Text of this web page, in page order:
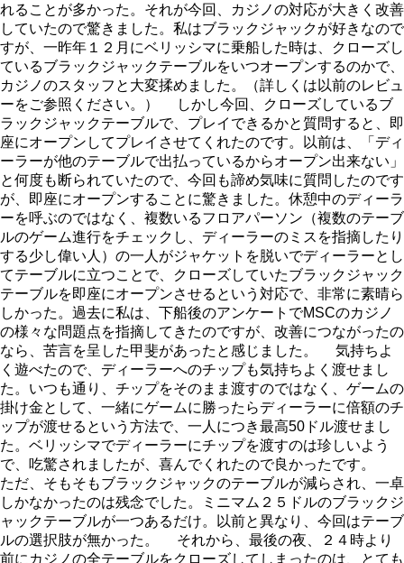
れることが多かった。それが今回、カジノの対応が大きく改善
していたので驚きました。私はブラックジャックが好きなので
すが、一昨年１２月にベリッシマに乗船した時は、クローズし
ているブラックジャックテーブルをいつオープンするのかで、
カジノのスタッフと大変揉めました。（詳しくは以前のレビュ
ーをご参照ください。） しかし今回、クローズしているブ
ラックジャックテーブルで、プレイできるかと質問すると、即
座にオープンしてプレイさせてくれたのです。以前は、「ディ
ーラーが他のテーブルで出払っているからオープン出来ない」
と何度も断られていたので、今回も諦め気味に質問したのです
が、即座にオープンすることに驚きました。休憩中のディーラ
ーを呼ぶのではなく、複数いるフロアパーソン（複数のテーブ
ルのゲーム進行をチェックし、ディーラーのミスを指摘したり
する少し偉い人）の一人がジャケットを脱いでディーラーとし
てテーブルに立つことで、クローズしていたブラックジャック
テーブルを即座にオープンさせるという対応で、非常に素晴ら
しかった。過去に私は、下船後のアンケートでMSCのカジノ
の様々な問題点を指摘してきたのですが、改善につながったの
なら、苦言を呈した甲斐があったと感じました。 気持ちよ
く遊べたので、ディーラーへのチップも気持ちよく渡せまし
た。いつも通り、チップをそのまま渡すのではなく、ゲームの
掛け金として、一緒にゲームに勝ったらディーラーに倍額のチ
ップが渡せるという方法で、一人につき最高50ドル渡せまし
た。ベリッシマでディーラーにチップを渡すのは珍しいよう
で、吃驚されましたが、喜んでくれたので良かったです。
ただ、そもそもブラックジャックのテーブルが減らされ、一卓
しかなかったのは残念でした。ミニマム２５ドルのブラックジ
ャックテーブルが一つあるだけ。以前と異なり、今回はテーブ
ルの選択肢が無かった。 それから、最後の夜、２４時より
前にカジノの全テーブルをクローズしてしまったのは、とても